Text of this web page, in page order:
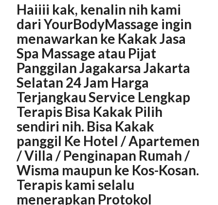
Haiiii kak, kenalin nih kami
dari YourBodyMassage ingin
menawarkan ke Kakak Jasa
Spa Massage atau Pijat
Panggilan Jagakarsa Jakarta
Selatan 24 Jam Harga
Terjangkau Service Lengkap
Terapis Bisa Kakak Pilih
sendiri nih. Bisa Kakak
panggil Ke Hotel / Apartemen
/ Villa / Penginapan Rumah /
Wisma maupun ke Kos-Kosan.
Terapis kami selalu
menerapkan Protokol